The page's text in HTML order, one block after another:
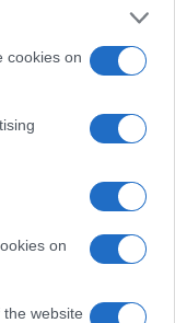
cookies on
on
website